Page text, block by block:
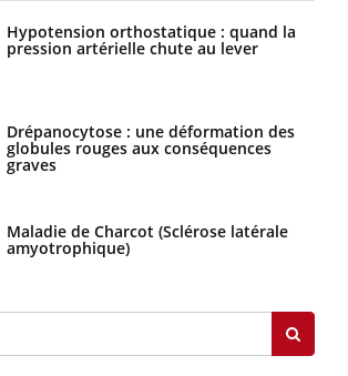
Hypotension orthostatique : quand la
pression artérielle chute au lever
Drépanocytose : une déformation des
globules rouges aux conséquences
graves
Maladie de Charcot (Sclérose latérale
amyotrophique)